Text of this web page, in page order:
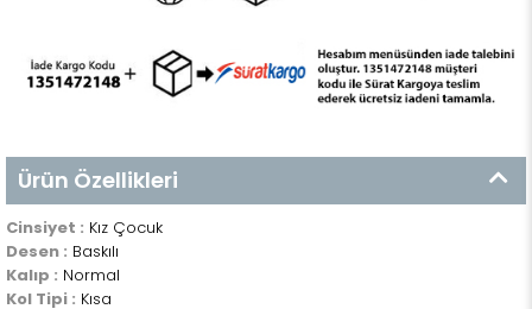
Ürün Özellikleri
Cinsiyet : Kız Çocuk
Desen : Baskılı
Kalıp : Normal
Kol Tipi : Kısa